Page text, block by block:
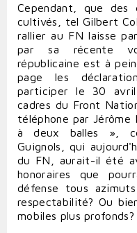
Cependant, que des
cultivés, tel Gilbert
rallier au FN laisse
par sa récente
républicaine est à
page les
participer le 30
cadres du Front
téléphone par Jérôme
à deux balles »,
Guignols, qui
du FN, aurait-il été
honoraires que
défense tous
respectabilité? Ou
mobiles plus profonds?